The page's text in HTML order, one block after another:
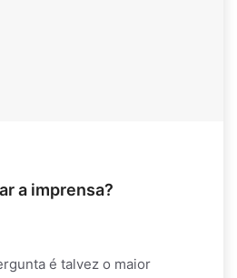
a imprensa?
é talvez o maior